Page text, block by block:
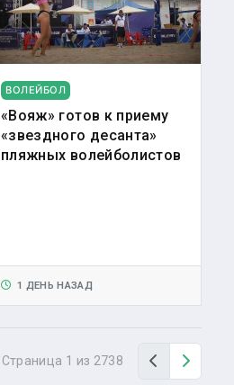
ВОЛЕЙБОЛ
«Вояж» готов к приему
«звездного десанта»
пляжных волейболистов
1 ДЕНЬ НАЗАД
Страница 1 из 2738 НазадВперед